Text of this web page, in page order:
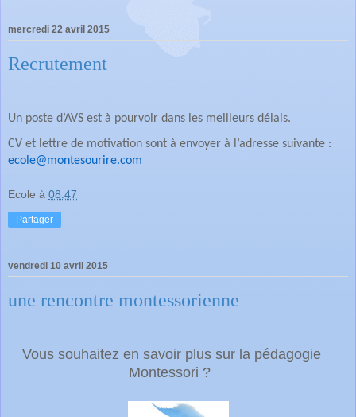
mercredi 22 avril 2015
Recrutement
Un poste d’AVS est à pourvoir dans les meilleurs délais.
CV et lettre de motivation sont à envoyer à l’adresse suivante :
ecole@montesourire.com
Ecole à 08:47
Partager
vendredi 10 avril 2015
une rencontre montessorienne
Vous souhaitez en savoir plus sur la pédagogie
Montessori ?